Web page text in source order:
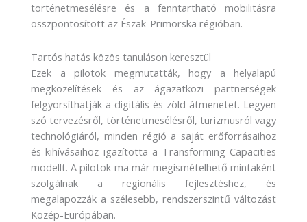
történetmesélésre és a fenntartható mobilitásra
összpontosított az Észak-Primorska régióban.
Tartós hatás közös tanuláson keresztül
Ezek a pilotok megmutatták, hogy a helyalapú
megközelítések és az ágazatközi partnerségek
felgyorsíthatják a digitális és zöld átmenetet. Legyen
szó tervezésről, történetmesélésről, turizmusról vagy
technológiáról, minden régió a saját erőforrásaihoz
és kihívásaihoz igazította a Transforming Capacities
modellt. A pilotok ma már megismételhető mintaként
szolgálnak a regionális fejlesztéshez, és
megalapozzák a szélesebb, rendszerszintű változást
Közép-Európában.